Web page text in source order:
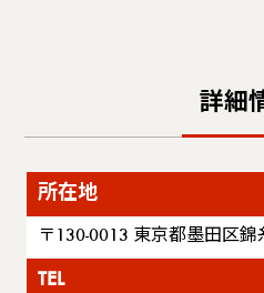
詳細
所在地
〒130-0013 東京都墨田区錦
TEL